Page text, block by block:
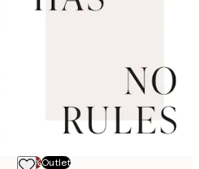
-70%Outlet